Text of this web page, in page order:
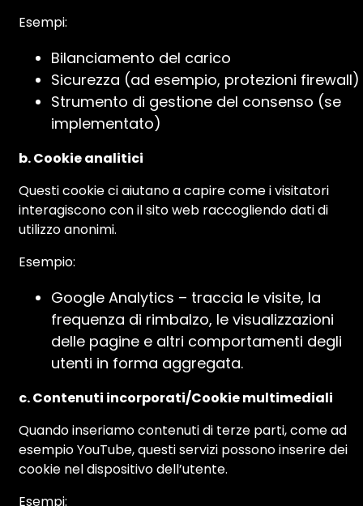
Esempi:
Bilanciamento del carico
Sicurezza (ad esempio, protezioni firewall)
Strumento di gestione del consenso (se
implementato)
b. Cookie analitici
Questi cookie ci aiutano a capire come i visitatori
interagiscono con il sito web raccogliendo dati di
utilizzo anonimi.
Esempio:
Google Analytics – traccia le visite, la
frequenza di rimbalzo, le visualizzazioni
delle pagine e altri comportamenti degli
utenti in forma aggregata.
c. Contenuti incorporati/Cookie multimediali
Quando inseriamo contenuti di terze parti, come ad
esempio YouTube, questi servizi possono inserire dei
cookie nel dispositivo dell’utente.
Esempi: